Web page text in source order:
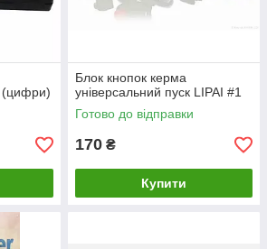
(цифри)
Блок кнопок керма
універсальний пуск LIPAI #1
Готово до відправки
170 ₴
Купити